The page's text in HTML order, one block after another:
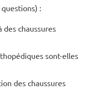
:
des chaussures
sont-elles
des chaussures